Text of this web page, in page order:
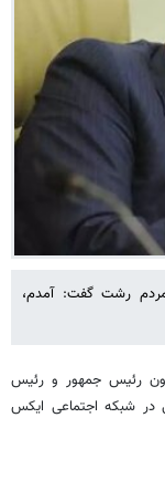
رشت گفت: آمدم،
رئیس جمهور و رئیس
در شبکه اجتماعی ایکس